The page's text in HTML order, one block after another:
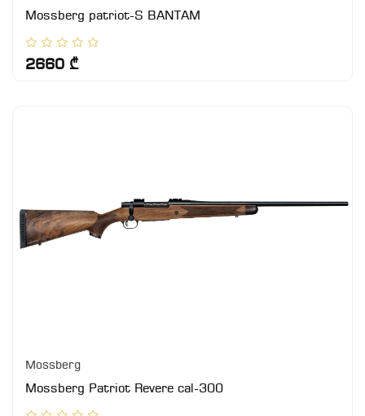
Mossberg patriot-S BANTAM
2660 ₾
Mossberg
Mossberg Patriot Revere cal-300